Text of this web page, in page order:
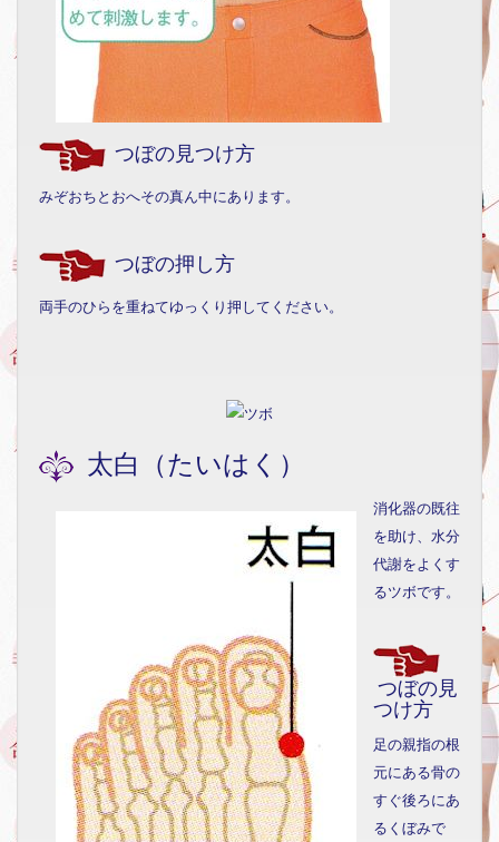
つぼの見つけ方
みぞおちとおへその真ん中にあります。
つぼの押し方
両手のひらを重ねてゆっくり押してください。
太白（たいはく）
消化器の既往
を助け、水分
代謝をよくす
るツボです。
つぼの見
つけ方
足の親指の根
元にある骨の
すぐ後ろにあ
るくぼみで